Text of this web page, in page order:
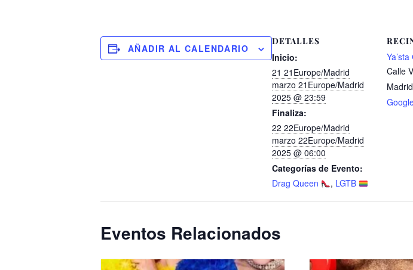
AÑADIR AL CALENDARIO
DETALLES
Inicio:
21 21Europe/Madrid
marzo 21Europe/Madrid
2025 @ 23:59
Finaliza:
22 22Europe/Madrid
marzo 22Europe/Madrid
2025 @ 06:00
Categorías de Evento:
Drag Queen
, LGTB
Calle
Madrid
Eventos Relacionados